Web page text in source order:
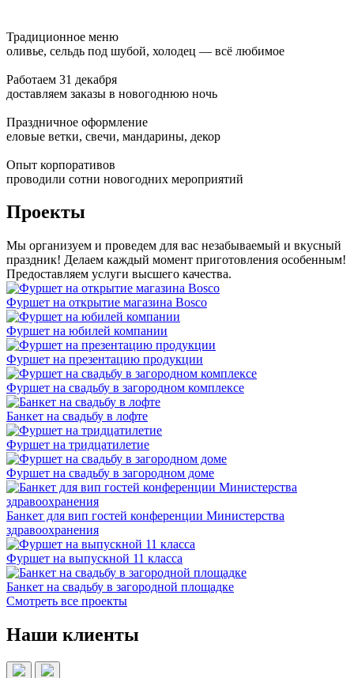
Традиционное меню
оливье, сельдь под шубой, холодец — всё любимое
Работаем 31 декабря
доставляем заказы в новогоднюю ночь
Праздничное оформление
еловые ветки, свечи, мандарины, декор
Опыт корпоративов
проводили сотни новогодних мероприятий
Проекты
Мы организуем и проведем для вас незабываемый и вкусный
праздник! Делаем каждый момент приготовления особенным!
Предоставляем услуги высшего качества.
Фуршет на открытие магазина Bosco
Фуршет на юбилей компании
Фуршет на презентацию продукции
Фуршет на свадьбу в загородном комплексе
Банкет на свадьбу в лофте
Фуршет на тридцатилетие
Фуршет на свадьбу в загородном доме
Банкет для вип гостей конференции Министерства
здравоохранения
Фуршет на выпускной 11 класса
Банкет на свадьбу в загородной площадке
Смотреть все проекты
Наши клиенты